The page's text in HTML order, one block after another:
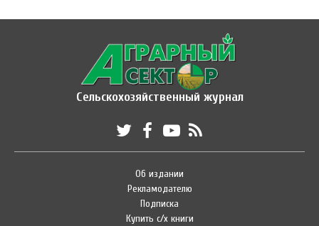
Сельскохозяйственный журнал
Об издании
Рекламодателю
Подписка
Купить с/х книги